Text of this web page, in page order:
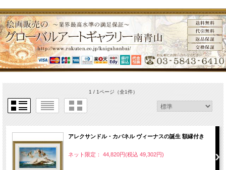
1 / 1ページ（全1件）
アレクサンドル・カバネル ヴィーナスの誕生 額縁付き
ネット限定： 44,820円(税込 49,302円)